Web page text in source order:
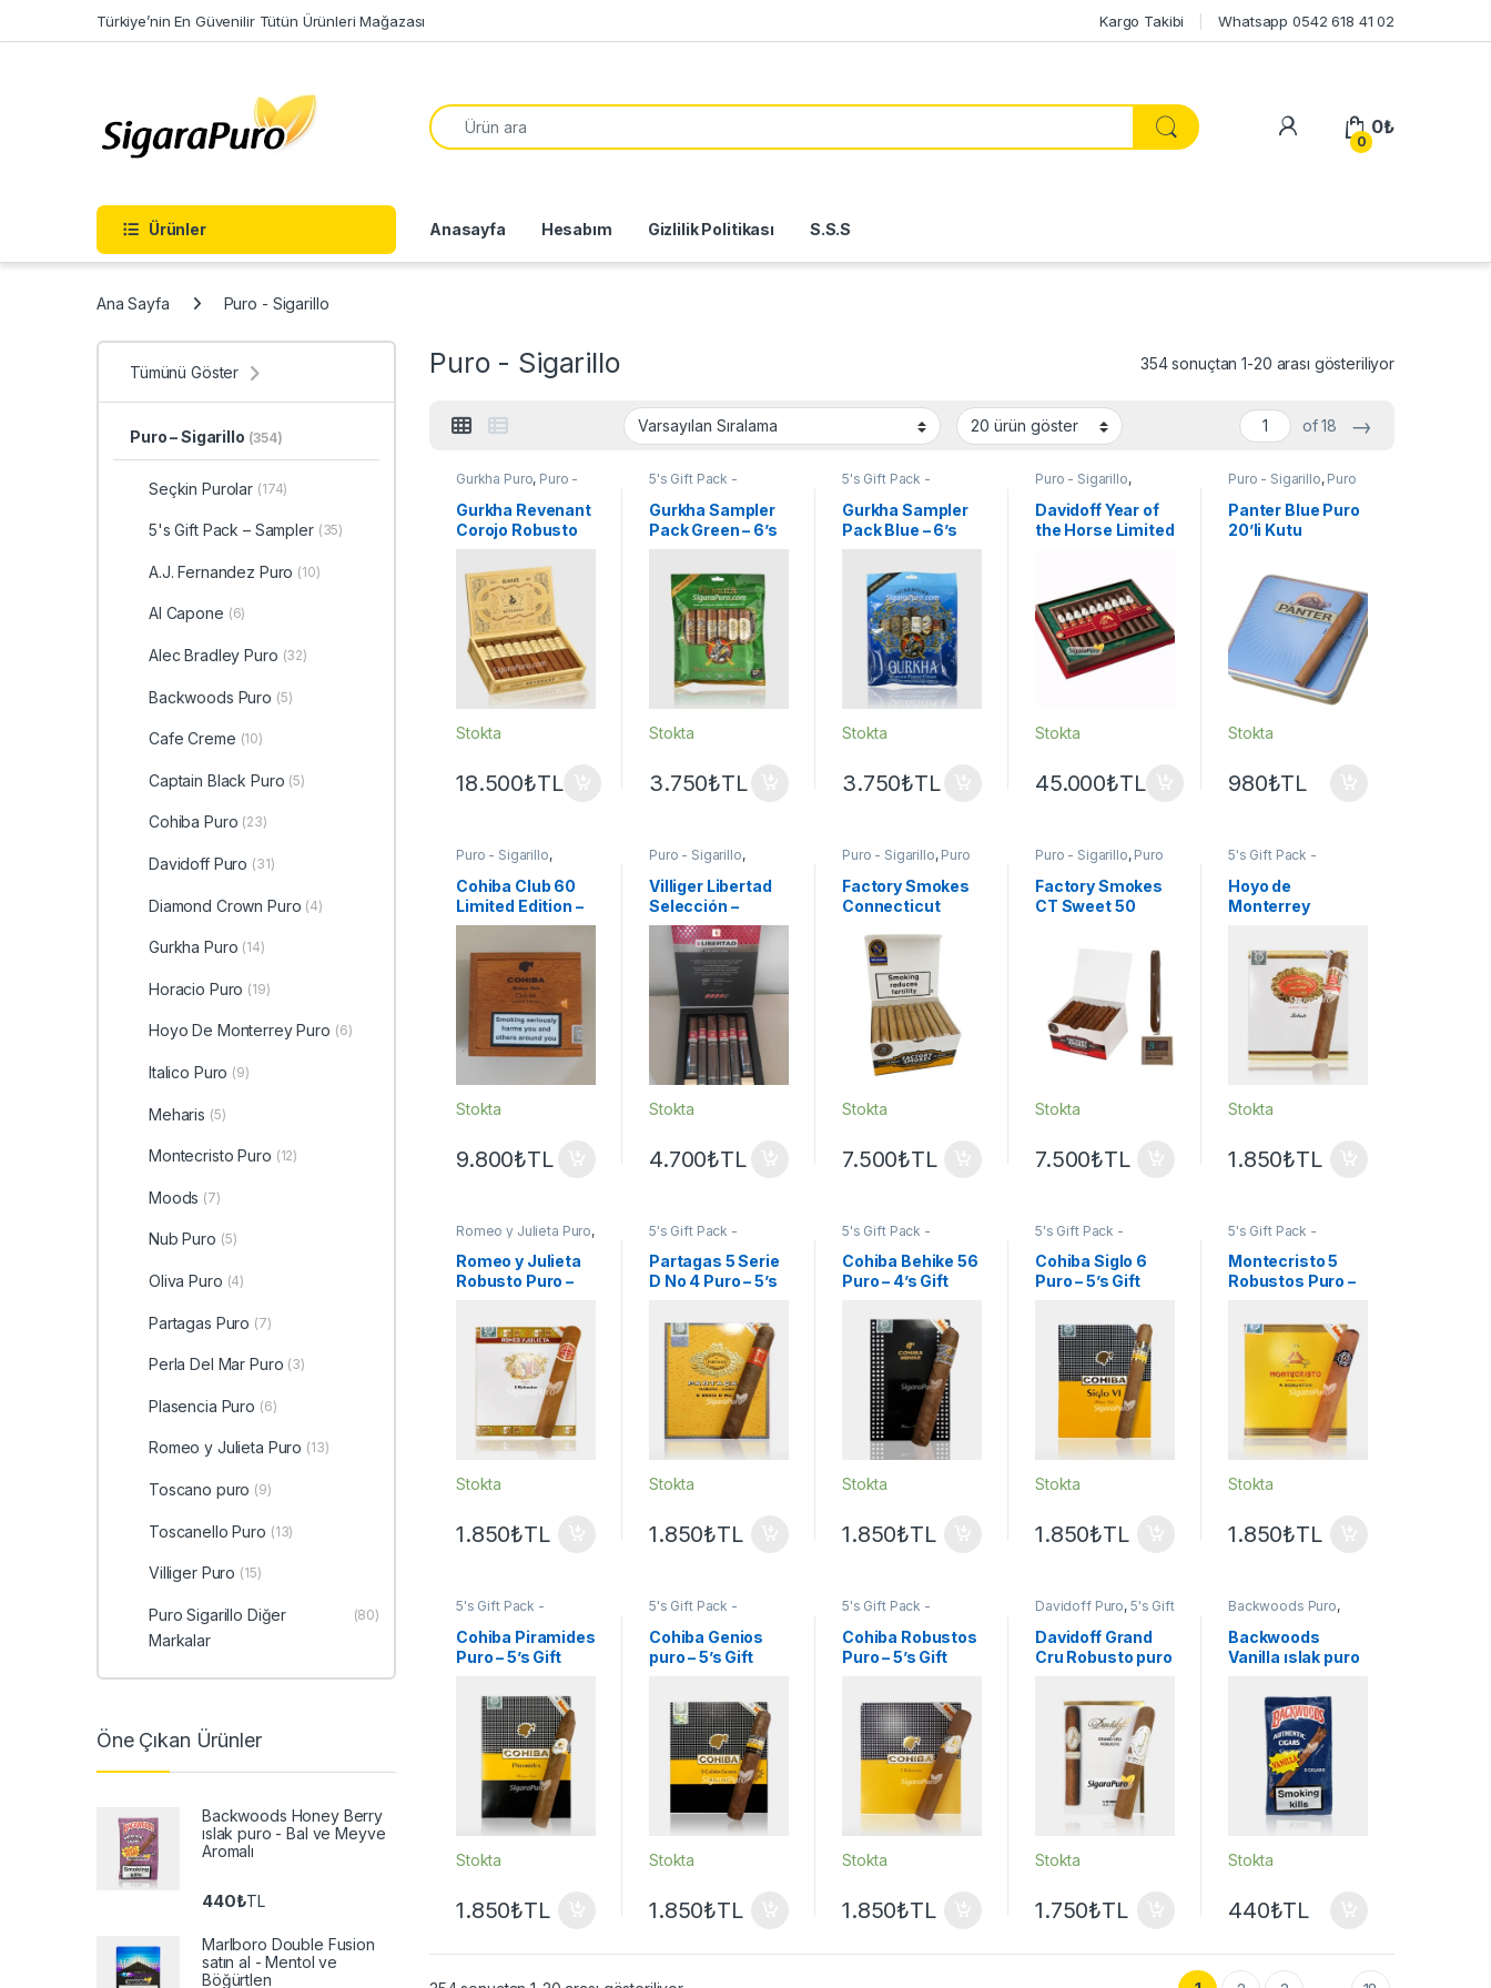
Türkiye’nin En Güvenilir Tütün Ürünleri Mağazası Kargo Takibi Whatsapp 0542 618 41 02
Search for:
My Account
0
0₺
Ürünler Anasayfa Hesabım Gizlilik Politikası S.S.S
Ana Sayfa Puro - Sigarillo
Puro - Sigarillo 354 sonuçtan 1-20 arası gösteriliyor
of 18 →
Gurkha Puro, Puro -
Purolar
Gurkha Revenant
Corojo Robusto
Stokta
18.500₺TL
5's Gift Pack -
Puro - Sigarillo,
Seçkin Purolar
Gurkha Sampler
Pack Green – 6’s
Stokta
3.750₺TL
5's Gift Pack -
Puro - Sigarillo,
Seçkin Purolar
Gurkha Sampler
Pack Blue – 6’s
Stokta
3.750₺TL
Puro - Sigarillo,
Davidoff Puro
Davidoff Year of
the Horse Limited
Stokta
45.000₺TL
Puro - Sigarillo, Puro
Sigarillo Diğer
Markalar
Panter Blue Puro
20’li Kutu
Stokta
980₺TL
Puro - Sigarillo,
Cohiba Puro
Cohiba Club 60
Limited Edition –
60’lı Ahşap Kutu
Cigarillo
Stokta
9.800₺TL
Puro - Sigarillo,
Villiger Puro
Villiger Libertad
Selección –
Premium El
Yapımı Puro
Stokta
4.700₺TL
Puro - Sigarillo, Puro
Sigarillo Diğer
Markalar
Factory Smokes
Connecticut
Cigarillos –
Premium El
Yapımı Cigarillo
Stokta
7.500₺TL
Puro - Sigarillo, Puro
Sigarillo Diğer
Markalar
Factory Smokes
CT Sweet 50
Stokta
7.500₺TL
5's Gift Pack -
Monterrey Puro
- Sigarillo
Hoyo de
Monterrey
5’s Gift Pack
Stokta
1.850₺TL
Romeo y Julieta Puro,
5's Gift Pack -
Sampler, Puro -
Sigarillo
Romeo y Julieta
Robusto Puro –
Stokta
1.850₺TL
5's Gift Pack -
Puro,Puro - Sigarillo
Partagas 5 Serie
D No 4 Puro – 5’s
Stokta
1.850₺TL
5's Gift Pack -
Puro,Puro - Sigarillo
Cohiba Behike 56
Puro – 4’s Gift
Stokta
1.850₺TL
5's Gift Pack -
Puro,Puro - Sigarillo
Cohiba Siglo 6
Puro – 5’s Gift
Stokta
1.850₺TL
5's Gift Pack -
Puro,Puro - Sigarillo
Montecristo 5
Robustos Puro –
Stokta
1.850₺TL
5's Gift Pack -
Puro,Puro - Sigarillo
Cohiba Piramides
Puro – 5’s Gift
Stokta
1.850₺TL
5's Gift Pack -
Puro,Puro - Sigarillo
Cohiba Genios
puro – 5’s Gift
Stokta
1.850₺TL
5's Gift Pack -
Puro,Puro - Sigarillo
Cohiba Robustos
Puro – 5’s Gift
Stokta
1.850₺TL
Davidoff Puro, 5's Gift
- Sigarillo
Davidoff Grand
Cru Robusto puro
Stokta
1.750₺TL
Backwoods Puro,
Backwoods
Vanilla ıslak puro
Stokta
440₺TL
Tümünü Göster
Puro – Sigarillo (354)
Seçkin Purolar (174)
5's Gift Pack – Sampler (35)
A.J. Fernandez Puro (10)
Al Capone (6)
Alec Bradley Puro (32)
Backwoods Puro (5)
Cafe Creme (10)
Captain Black Puro (5)
Cohiba Puro (23)
Davidoff Puro (31)
Diamond Crown Puro (4)
Gurkha Puro (14)
Horacio Puro (19)
Hoyo De Monterrey Puro (6)
Italico Puro (9)
Meharis (5)
Montecristo Puro (12)
Moods (7)
Nub Puro (5)
Oliva Puro (4)
Partagas Puro (7)
Perla Del Mar Puro (3)
Plasencia Puro (6)
Romeo y Julieta Puro (13)
Toscano puro (9)
Toscanello Puro (13)
Villiger Puro (15)
Puro Sigarillo Diğer
Markalar
(80)
Öne Çıkan Ürünler
Backwoods Honey Berry
ıslak puro - Bal ve Meyve
Aromalı
440₺TL
Marlboro Double Fusion
satın al - Mentol ve
Böğürtlen